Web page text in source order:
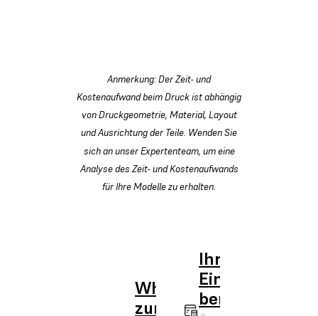
Anmerkung: Der Zeit- und
Kostenaufwand beim Druck ist abhängig
von Druckgeometrie, Material, Layout
und Ausrichtung der Teile. Wenden Sie
sich an unser Expertenteam, um eine
Analyse des Zeit- und Kostenaufwands
für Ihre Modelle zu erhalten.
Whitepaper
zum ROI
Ihre
Einsparungen
berechnen